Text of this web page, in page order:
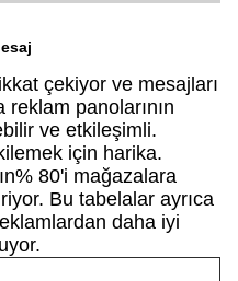
çekiyor ve mesajları
panolarının
ve etkileşimli.
için harika.
80'i mağazalara
Bu tabelalar ayrıca
daha iyi